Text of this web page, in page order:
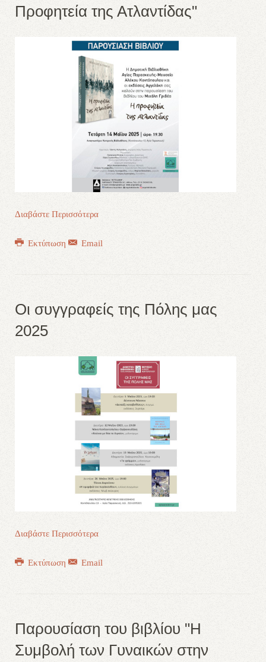
Προφητεία της Ατλαντίδας"
Διαβάστε Περισσότερα
Εκτύπωση Email
Οι συγγραφείς της Πόλης μας
2025
Διαβάστε Περισσότερα
Εκτύπωση Email
Παρουσίαση του βιβλίου "Η
Συμβολή των Γυναικών στην